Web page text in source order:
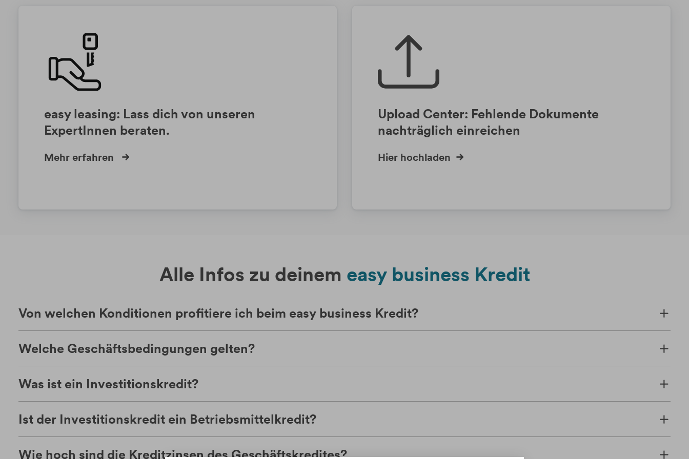
easy leasing: Lass dich von unseren
ExpertInnen beraten.
Mehr erfahren
Upload Center: Fehlende Dokumente
nachträglich einreichen
Hier hochladen
Alle Infos zu deinem easy business Kredit
Von welchen Konditionen profitiere ich beim easy business Kredit?
Welche Geschäftsbedingungen gelten?
Was ist ein Investitionskredit?
Ist der Investitionskredit ein Betriebsmittelkredit?
Wie hoch sind die Kreditzinsen des Geschäftskredites?